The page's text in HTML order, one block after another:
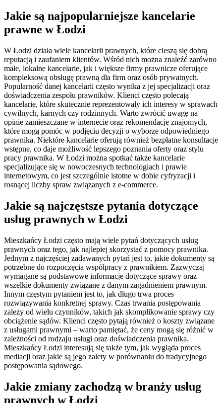
Jakie są najpopularniejsze kancelarie
prawne w Łodzi
W Łodzi działa wiele kancelarii prawnych, które cieszą się dobrą
reputacją i zaufaniem klientów. Wśród nich można znaleźć zarówno
małe, lokalne kancelarie, jak i większe firmy prawnicze oferujące
kompleksową obsługę prawną dla firm oraz osób prywatnych.
Popularność danej kancelarii często wynika z jej specjalizacji oraz
doświadczenia zespołu prawników. Klienci często polecają
kancelarie, które skutecznie reprezentowały ich interesy w sprawach
cywilnych, karnych czy rodzinnych. Warto zwrócić uwagę na
opinie zamieszczane w internecie oraz rekomendacje znajomych,
które mogą pomóc w podjęciu decyzji o wyborze odpowiedniego
prawnika. Niektóre kancelarie oferują również bezpłatne konsultacje
wstępne, co daje możliwość lepszego poznania oferty oraz stylu
pracy prawnika. W Łodzi można spotkać także kancelarie
specjalizujące się w nowoczesnych technologiach i prawie
internetowym, co jest szczególnie istotne w dobie cyfryzacji i
rosnącej liczby spraw związanych z e-commerce.
Jakie są najczęstsze pytania dotyczące
usług prawnych w Łodzi
Mieszkańcy Łodzi często mają wiele pytań dotyczących usług
prawnych oraz tego, jak najlepiej skorzystać z pomocy prawnika.
Jednym z najczęściej zadawanych pytań jest to, jakie dokumenty są
potrzebne do rozpoczęcia współpracy z prawnikiem. Zazwyczaj
wymagane są podstawowe informacje dotyczące sprawy oraz
wszelkie dokumenty związane z danym zagadnieniem prawnym.
Innym częstym pytaniem jest to, jak długo trwa proces
rozwiązywania konkretnej sprawy. Czas trwania postępowania
zależy od wielu czynników, takich jak skomplikowanie sprawy czy
obciążenie sądów. Klienci często pytają również o koszty związane
z usługami prawnymi – warto pamiętać, że ceny mogą się różnić w
zależności od rodzaju usługi oraz doświadczenia prawnika.
Mieszkańcy Łodzi interesują się także tym, jak wygląda proces
mediacji oraz jakie są jego zalety w porównaniu do tradycyjnego
postępowania sądowego.
Jakie zmiany zachodzą w branży usług
prawnych w Łodzi